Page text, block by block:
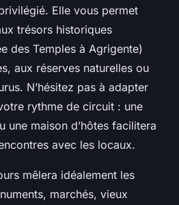
Elle vous permet
trésors historiques
des Temples à Agrigente)
aux réserves naturelles ou
N’hésitez pas à adapter
rythme de circuit : une
une maison d’hôtes facilitera
avec les locaux.
mêlera idéalement les
marchés, vieux